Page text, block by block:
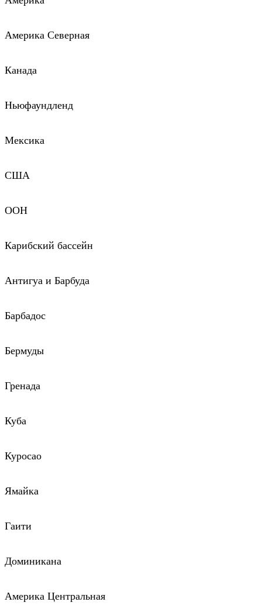
Америка Северная
Канада
Ньюфаундленд
Мексика
США
ООН
Карибский бассейн
Антигуа и Барбуда
Барбадос
Бермуды
Гренада
Куба
Куросао
Ямайка
Гаити
Доминикана
Америка Центральная